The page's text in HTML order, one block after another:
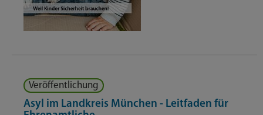
Veröffentlichung
Asyl im Landkreis München - Leitfaden für